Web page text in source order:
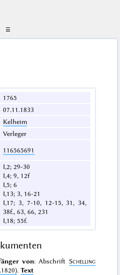
☰
1765
07.11.1833
Kelheim
Verleger
116565691
I,2; 29-30
I,4; 9, 12f
I,5; 6
I,13; 3, 16-21
I,17; 3, 7-10, 12-15, 31, 34,
38f., 63, 66, 231
I,18; 55f.
von: Abschrift Schelling
.Text